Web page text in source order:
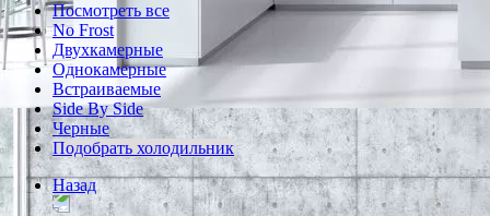
Посмотреть все
No Frost
Двухкамерные
Однокамерные
Встраиваемые
Side By Side
Черные
Подобрать холодильник
Назад